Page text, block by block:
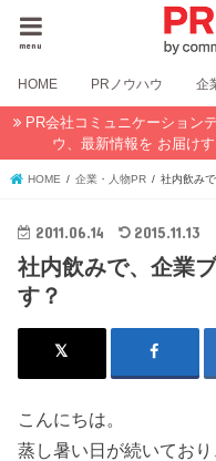
menu
HOME PRノウハウ 企
PR会社コミュニケーション
ウ、最新情報を お届け
HOME 企業・人物PR 社内飲み
2011.06.14 2015.11.13
社内飲みで、企業
す？
こんにちは。
蒸し暑い日が続いてお